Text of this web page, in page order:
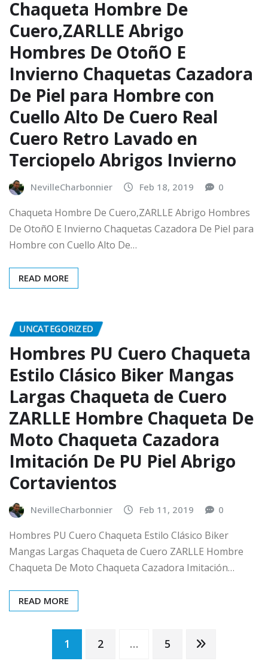
Chaqueta Hombre De
Cuero,ZARLLE Abrigo
Hombres De OtoñO E
Invierno Chaquetas Cazadora
De Piel para Hombre con
Cuello Alto De Cuero Real
Cuero Retro Lavado en
Terciopelo Abrigos Invierno
NevilleCharbonnier Feb 18, 2019 0
Chaqueta Hombre De Cuero,ZARLLE Abrigo Hombres
De OtoñO E Invierno Chaquetas Cazadora De Piel para
Hombre con Cuello Alto De…
READ MORE
UNCATEGORIZED
Hombres PU Cuero Chaqueta
Estilo Clásico Biker Mangas
Largas Chaqueta de Cuero
ZARLLE Hombre Chaqueta De
Moto Chaqueta Cazadora
Imitación De PU Piel Abrigo
Cortavientos
NevilleCharbonnier Feb 11, 2019 0
Hombres PU Cuero Chaqueta Estilo Clásico Biker
Mangas Largas Chaqueta de Cuero ZARLLE Hombre
Chaqueta De Moto Chaqueta Cazadora Imitación…
READ MORE
Posts
1 2 … 5